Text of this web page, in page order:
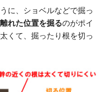
に、ショベルなどで掘っ
れた位置を掘るのがポイ
くて、掘ったり根を切っ